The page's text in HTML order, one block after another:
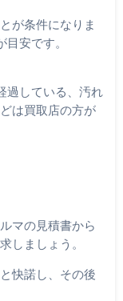
が条件になりま
安です。
過している、汚れ
は買取店の方が
マの見積書から
しましょう。
快諾し、その後